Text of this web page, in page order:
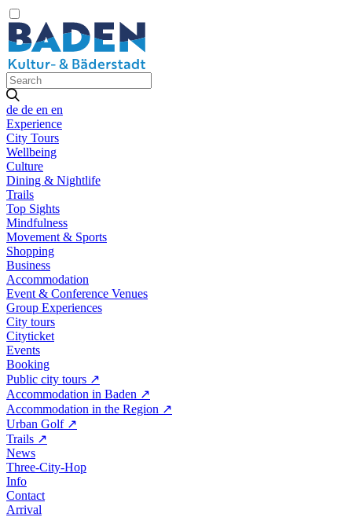
de de en en
Experience
City Tours
Wellbeing
Culture
Dining & Nightlife
Trails
Top Sights
Mindfulness
Movement & Sports
Shopping
Business
Accommodation
Event & Conference Venues
Group Experiences
City tours
Cityticket
Events
Booking
Public city tours ↗
Accommodation in Baden ↗
Accommodation in the Region ↗
Urban Golf ↗
Trails ↗
News
Three-City-Hop
Info
Contact
Arrival